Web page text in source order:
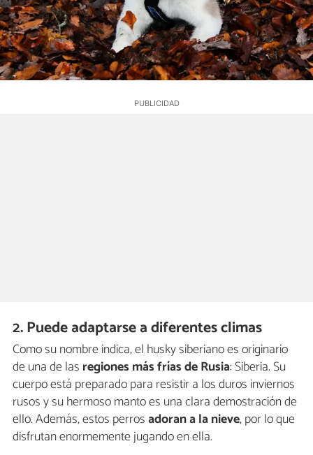
2. Puede adaptarse a diferentes climas
Como su nombre indica, el husky siberiano es originario
de una de las regiones más frías de Rusia: Siberia. Su
cuerpo está preparado para resistir a los duros inviernos
rusos y su hermoso manto es una clara demostración de
ello. Además, estos perrosadoran a la nieve, por lo que
disfrutan enormemente jugando en ella.